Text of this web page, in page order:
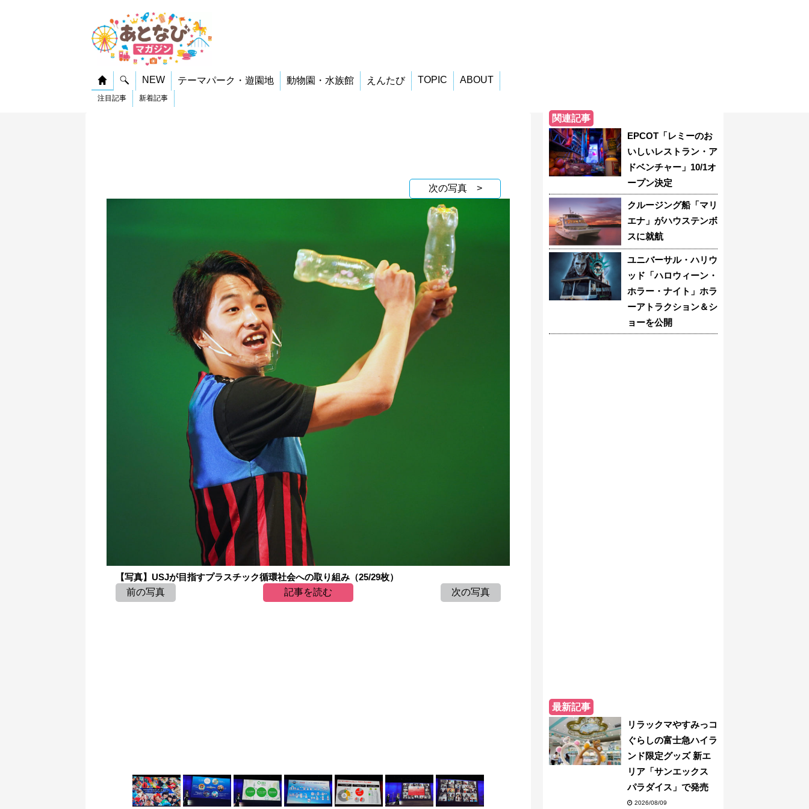
NEW テーマパーク・遊園地 動物園・水族館 えんたび TOPIC ABOUT
注目記事 新着記事
次の写真 >
【写真】USJが目指すプラスチック循環社会への取り組み（25/29枚）
前の写真
記事を読む 次の写真
関連記事
EPCOT「レミーのお
いしいレストラン・ア
ドベンチャー」10/1オ
ープン決定
クルージング船「マリ
エナ」がハウステンボ
スに就航
ユニバーサル・ハリウ
ッド「ハロウィーン・
ホラー・ナイト」ホラ
ーアトラクション＆シ
ョーを公開
最新記事
リラックマやすみっコ
ぐらしの富士急ハイラ
ンド限定グッズ 新エ
リア「サンエックス
パラダイス」で発売
2026/08/09